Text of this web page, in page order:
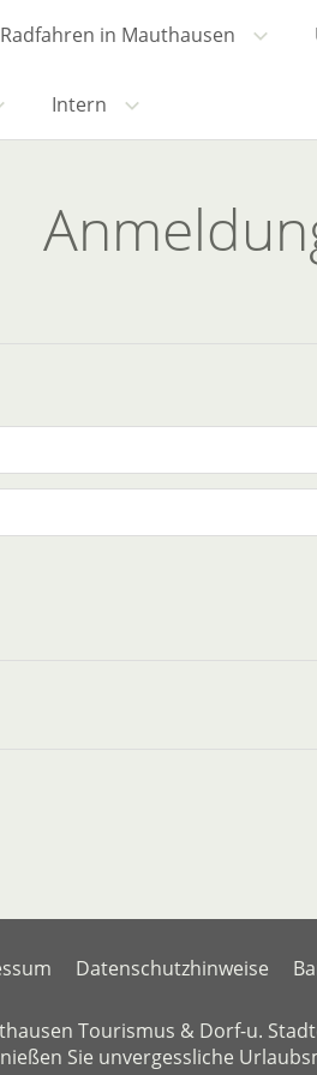
Radfahren in Mauthausen
Intern
Datenschutzhinweise
Tourismus & Dorf-u.
Sie unvergessliche